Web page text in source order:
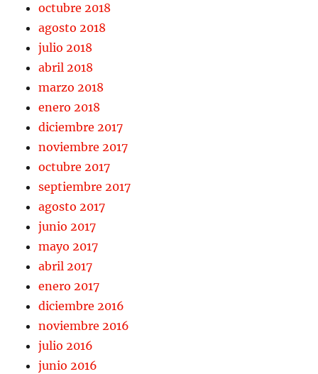
octubre 2018
agosto 2018
julio 2018
abril 2018
marzo 2018
enero 2018
diciembre 2017
noviembre 2017
octubre 2017
septiembre 2017
agosto 2017
junio 2017
mayo 2017
abril 2017
enero 2017
diciembre 2016
noviembre 2016
julio 2016
junio 2016